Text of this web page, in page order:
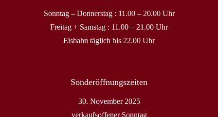
Sonntag – Donnerstag : 11.00 – 20.00 Uhr
Freitag + Samstag : 11.00 – 21.00 Uhr
Eisbahn täglich bis 22.00 Uhr
Sonderöffnungszeiten
30. November 2025
verkaufsoffener Sonntag